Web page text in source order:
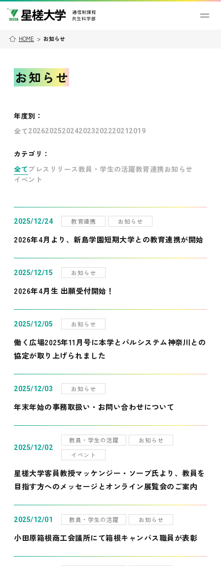
HOME > お知らせ
お知らせ
年度別 ：
全て202620252024202320222021 2019
カテゴリ：
全て プレスリリース教員・学生の活躍教育連携お知らせ
イベント
2025/12/24 教育連携 お知らせ
2026年4月より、新島学園短期大学との教育連携が開始
2025/12/15 お知らせ
2026年4月生 出願受付開始！
2025/12/05 お知らせ
働く広場2025年11月号に本学とパルシステム神奈川との
協定が取り上げられました
2025/12/03 お知らせ
年末年始の事務取扱い・お問い合わせについて
2025/12/02
教員・学生の活躍
お知らせ
イベント
星槎大学客員教授マッケンジー・ソープ氏より、教員を
目指す方へのメッセージとオンライン展覧会のご案内
2025/12/01 教員・学生の活躍 お知らせ
小田原箱根商工会議所にて箱根キャンパス職員が表彰